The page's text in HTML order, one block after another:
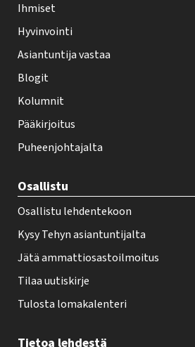
e
h
t
i
f
o
t
r
Ihmiset
Hyvinvointi
Asiantuntija vastaa
Blogit
Kolumnit
Pääkirjoitus
Puheenjohtajalta
Osallistu
Osallistu lehdentekoon
Kysy Tehyn asiantuntijalta
Jätä ammattiosastoilmoitus
Tilaa uutiskirje
Tulosta lomakalenteri
Tietoa lehdestä